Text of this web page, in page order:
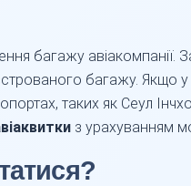
багажу авіакомпанії.
багажу. Якщо
таких як Сеул
з урахуванням